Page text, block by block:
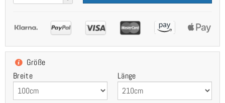
Größe
Breite
Länge